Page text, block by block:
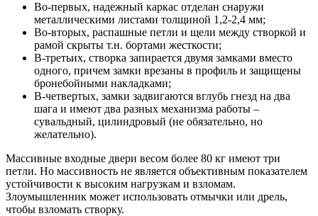
Во-первых, надежный каркас отделан снаружи
металлическими листами толщиной 1,2-2,4 мм;
Во-вторых, распашные петли и щели между створкой и
рамой скрыты т.н. бортами жесткости;
В-третьих, створка запирается двумя замками вместо
одного, причем замки врезаны в профиль и защищены
бронебойными накладками;
В-четвертых, замки задвигаются вглубь гнезд на два
шага и имеют два разных механизма работы –
сувальдный, цилиндровый (не обязательно, но
желательно).
Массивные входные двери весом более 80 кг имеют три
петли. Но массивность не является объективным показателем
устойчивости к высоким нагрузкам и взломам.
Злоумышленник может использовать отмычки или дрель,
чтобы взломать створку.